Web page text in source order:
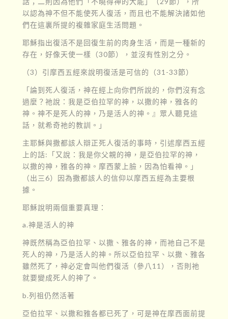
以認為神不但不能使死人復活，而且也不能解決諸如他
們在這裏所提的複雜家庭生活問題。
耶穌指出復活不是回復生前的肉身生活，而是一種新的
存在，好像天使一樣（30節），並沒有性別之分。
（3）引摩西五經來說明復活是可信的（31-33節）
「論到死人復活，神在經上向你們所說的，你們沒有念
過麼？祂說：我是亞伯拉罕的神，以撒的神，雅各的
神。神不是死人的神，乃是活人的神。』眾人聽見這
話，就希奇祂的教訓。」
主耶穌與撒都該人辯正死人復活的事時，引述摩西五經
上的話:「又說：我是你父親的神，是亞伯拉罕的神，
以撒的神，雅各的神。摩西蒙上臉，因為怕看神。」
（出三6）因為撒都該人的信仰以摩西五經為主要根
據。
耶穌說明兩個重要真理：
a.神是活人的神
神既然稱為亞伯拉罕、以撒、雅各的神，而祂自己不是
死人的神，乃是活人的神。所以亞伯拉罕、以撒、雅各
雖然死了，神必定會叫他們復活（參八11），否則祂
就要變成死人的神了。
b.列祖仍然活著
亞伯拉罕、以撒和雅各都已死了，可是神在摩西面前提